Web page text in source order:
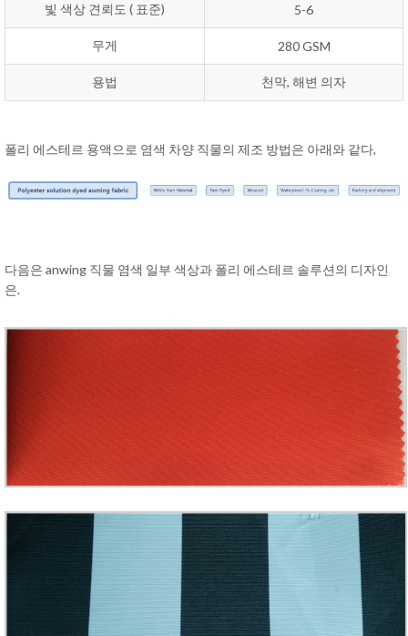
빛 색상 견뢰도 ( 표준) 5-6
무게 280 GSM
용법 천막, 해변 의자
폴리 에스테르 용액으로 염색 차양 직물의 제조 방법은 아래와 같다,
다음은 anwing 직물 염색 일부 색상과 폴리 에스테르 솔루션의 디자인
은.